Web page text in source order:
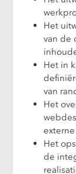
Het
van de
Het in
van
Het
Het
de